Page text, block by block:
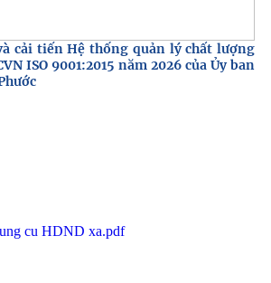
cải tiến Hệ thống quản lý chất lượng
ISO 9001:2015 năm 2026 của Ủy ban
cu HDND xa.pdf